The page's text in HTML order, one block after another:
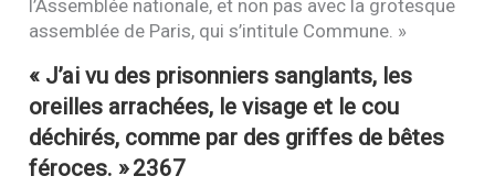
l’Assemblée nationale, et non pas avec la grotesque
assemblée de Paris, qui s’intitule Commune. »
« J’ai vu des prisonniers sanglants, les
oreilles arrachées, le visage et le cou
déchirés, comme par des griffes de bêtes
féroces. »2367